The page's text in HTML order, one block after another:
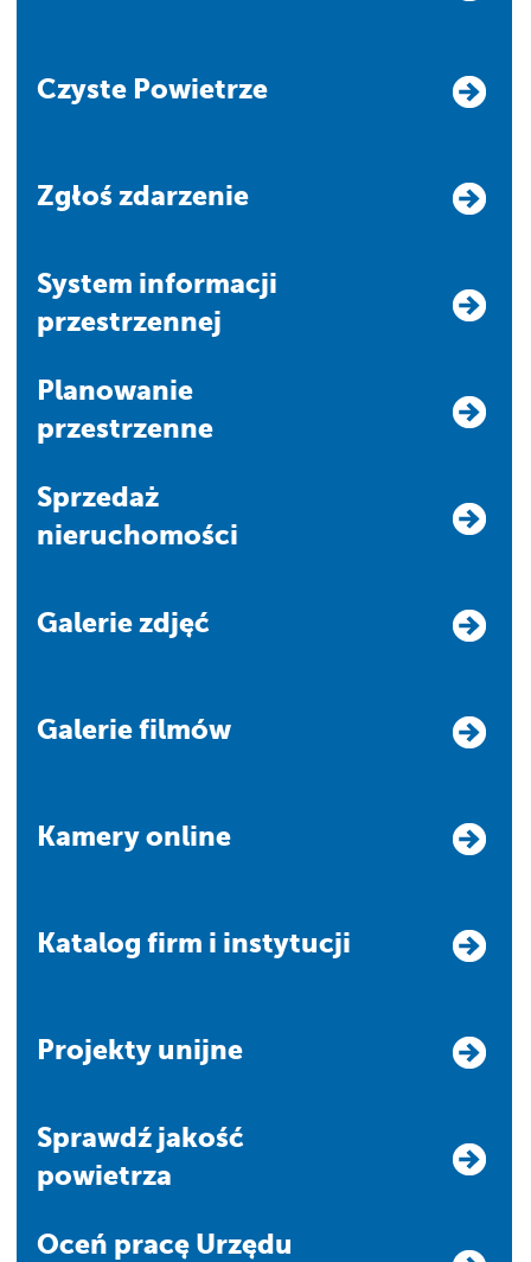
Czyste Powietrze
Zgłoś zdarzenie
system informacji
przestrzennej
Planowanie
przestrzenne
Sprzedaż
nieruchomości
Galerie zdjęć
Galerie filmów
Kamery online
Katalog firm i instytucji
Projekty unijne
Sprawdź jakość
powietrza
Oceń pracę Urzędu